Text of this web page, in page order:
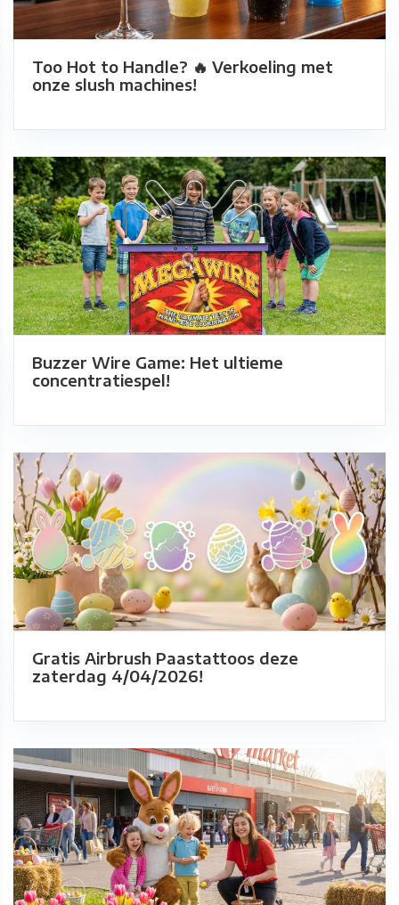
Too Hot to Handle? 🔥 Verkoeling met
onze slush machines!
Buzzer Wire Game: Het ultieme
concentratiespel!
Gratis Airbrush Paastattoos deze
zaterdag 4/04/2026!